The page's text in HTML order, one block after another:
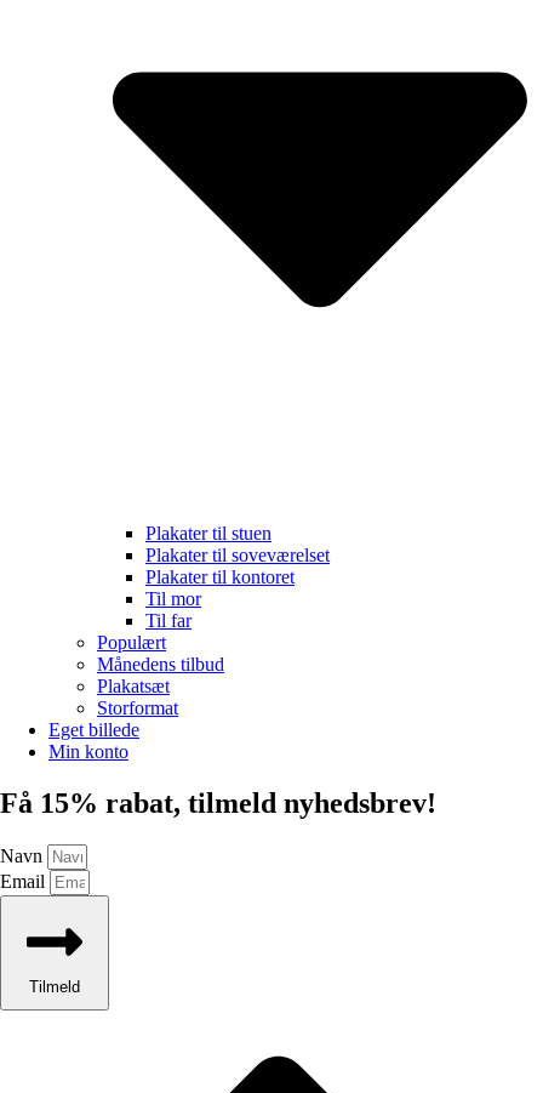
Plakater til stuen
Plakater til soveværelset
Plakater til kontoret
Til mor
Til far
Populært
Månedens tilbud
Plakatsæt
Storformat
Eget billede
Min konto
Få 15% rabat, tilmeld nyhedsbrev!
Navn
Email
Tilmeld